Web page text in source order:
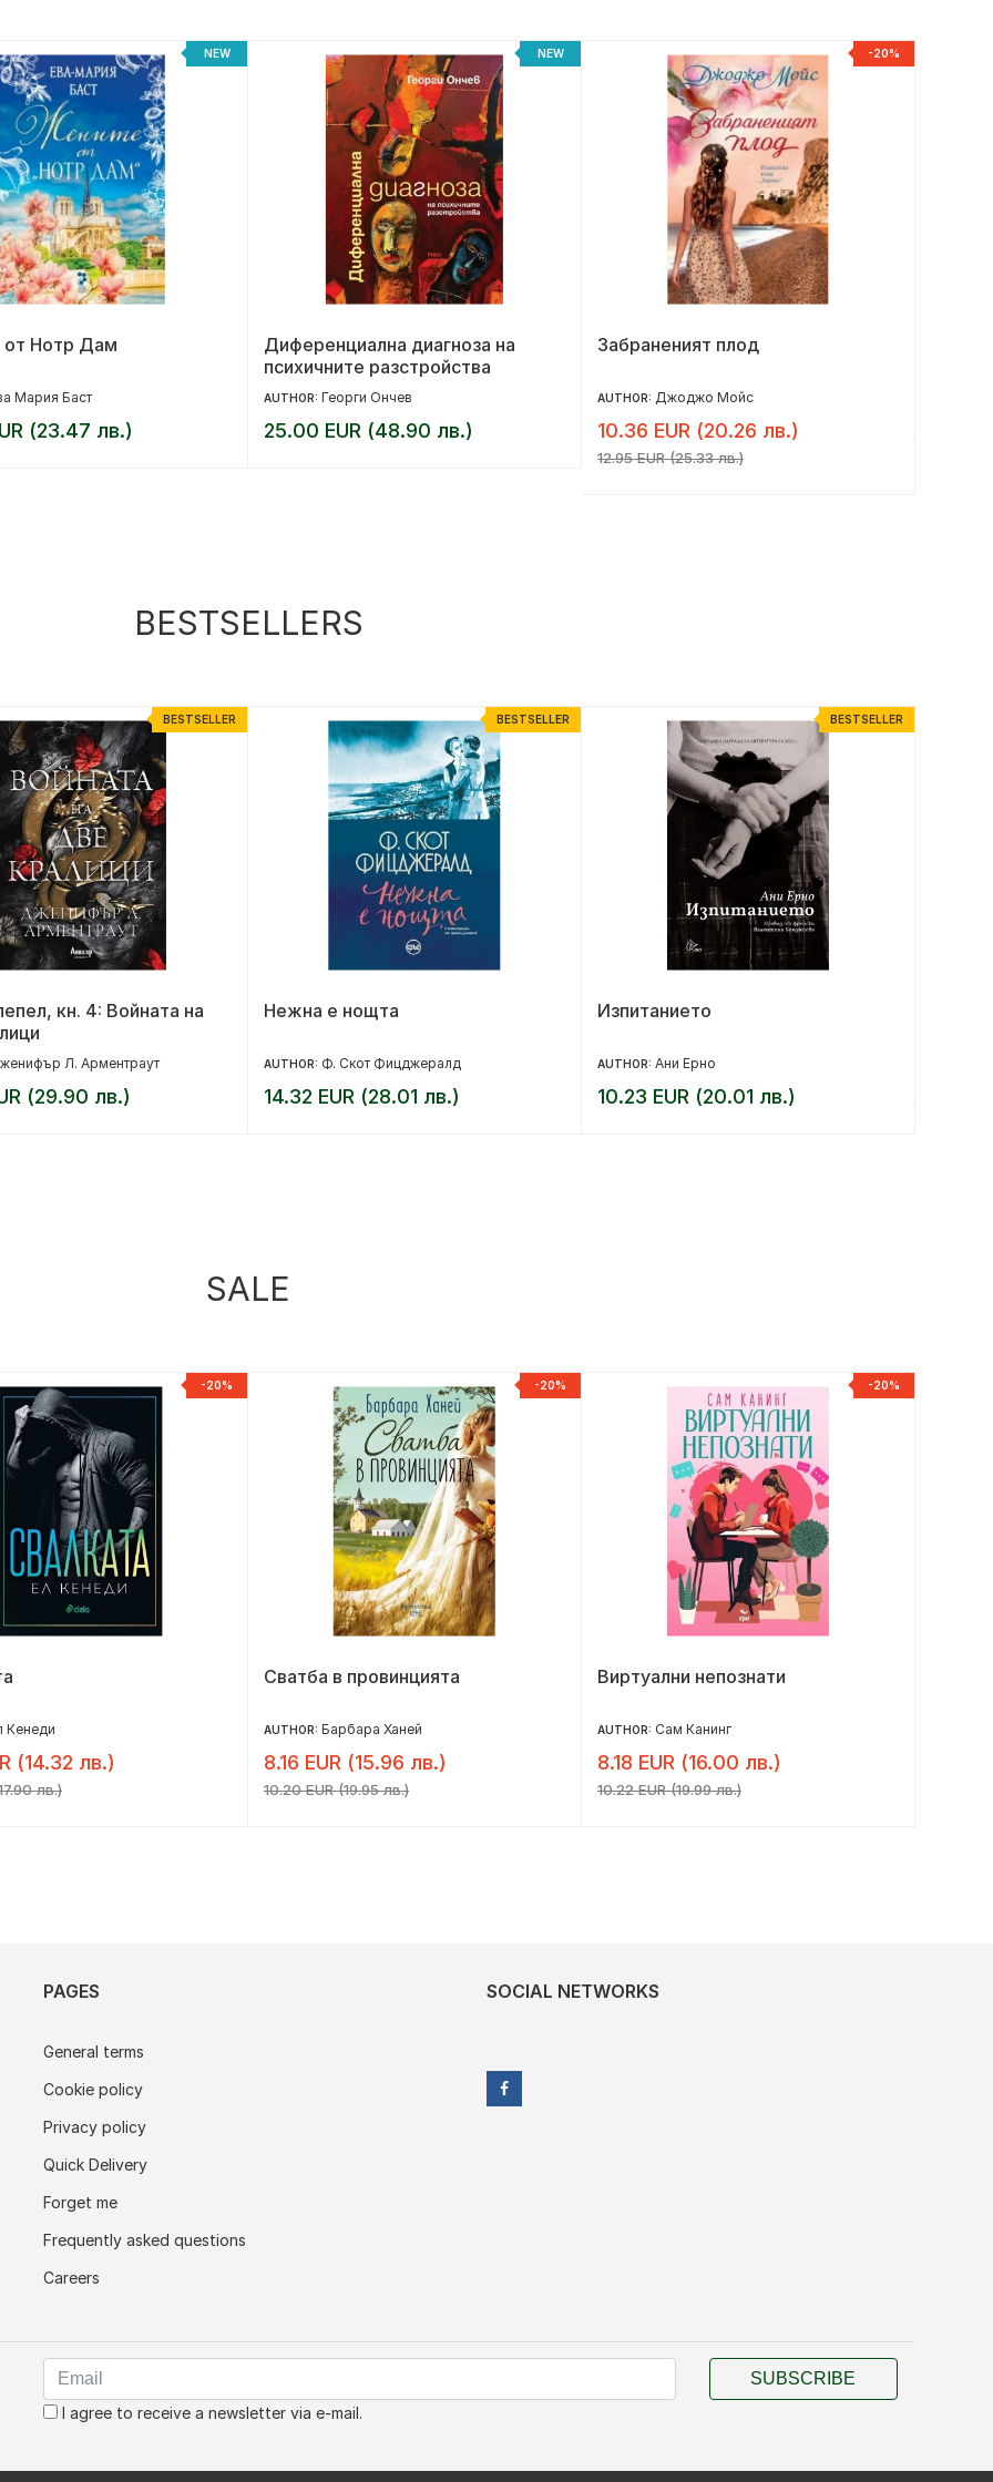
NEW
Нотр Дам
Мария Баст
(23.47 лв.)
NEW
Диференциална диагноза на
психичните разстройства
AUTHOR: Георги Ончев
25.00 EUR (48.90 лв.)
-20%
Забраненият плод
AUTHOR: Джоджо Мойс
10.36 EUR (20.26 лв.)
12.95 EUR (25.33 лв.)
BESTSELLERS
BESTSELLER
кн. 4: Войната на
Л. Арментраут
(29.90 лв.)
BESTSELLER
Нежна е нощта
AUTHOR: Ф. Скот Фицджералд
14.32 EUR (28.01 лв.)
BESTSELLER
Изпитанието
AUTHOR: Ани Ерно
10.23 EUR (20.01 лв.)
SALE
-20%
Кенеди
(14.32 лв.)
лв.)
-20%
Сватба в провинцията
AUTHOR: Барбара Ханей
8.16 EUR (15.96 лв.)
10.20 EUR (19.95 лв.)
-20%
Виртуални непознати
AUTHOR: Сам Канинг
8.18 EUR (16.00 лв.)
10.22 EUR (19.99 лв.)
PAGES
General terms
Cookie policy
Privacy policy
Quick Delivery
Forget me
Frequently asked questions
Careers
SOCIAL NETWORKS
I agree to receive a newsletter via e-mail.
SUBSCRIBE